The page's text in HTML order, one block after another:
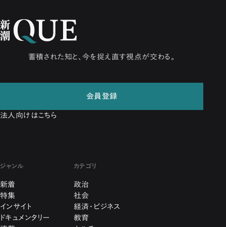
蓄積された知と、今を捉え直す視点が交わる。
会員登録
法人向けはこちら
ジャンル
新着
特集
インサイト
ドキュメンタリー
カテゴリ
政治
社会
経済・ビジネス
教育